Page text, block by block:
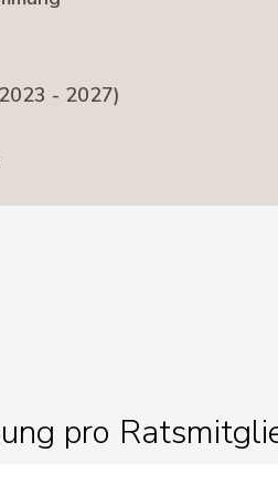
- 2027)
pro